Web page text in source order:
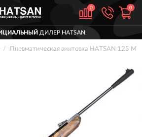
0 0
ДИЛЕР HATSAN
Пневматическая винтовка HATSAN 125